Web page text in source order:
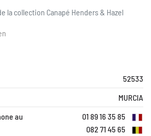
la collection Canapé Henders & Hazel
52533
MURCIA
au
01 89 16 35 85
082 71 45 65